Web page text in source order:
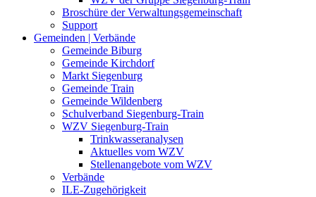
Broschüre der Verwaltungsgemeinschaft
Support
Gemeinden | Verbände
Gemeinde Biburg
Gemeinde Kirchdorf
Markt Siegenburg
Gemeinde Train
Gemeinde Wildenberg
Schulverband Siegenburg-Train
WZV Siegenburg-Train
Trinkwasseranalysen
Aktuelles vom WZV
Stellenangebote vom WZV
Verbände
ILE-Zugehörigkeit